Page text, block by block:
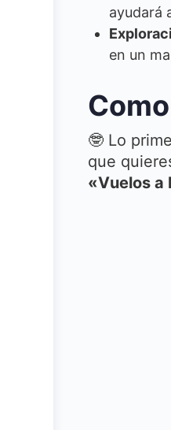
ayudará
en un
🤓 Lo
que
«Vuelos a